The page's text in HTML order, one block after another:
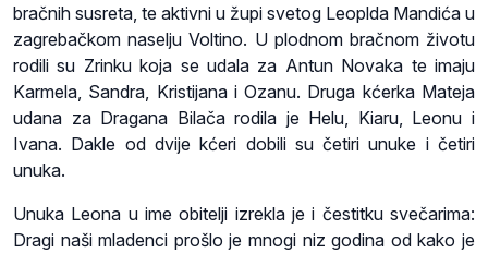
bračnih susreta, te aktivni u župi svetog Leoplda Mandića u
zagrebačkom naselju Voltino. U plodnom bračnom životu
rodili su Zrinku koja se udala za Antun Novaka te imaju
Karmela, Sandra, Kristijana i Ozanu. Druga kćerka Mateja
udana za Dragana Bilača rodila je Helu, Kiaru, Leonu i
Ivana. Dakle od dvije kćeri dobili su četiri unuke i četiri
unuka.
Unuka Leona u ime obitelji izrekla je i čestitku svečarima:
Dragi naši mladenci prošlo je mnogi niz godina od kako je